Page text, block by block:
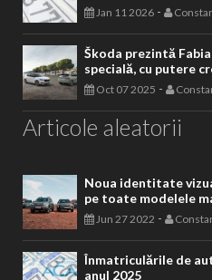
Jan 11 2026 -
Škoda prezintă
specială, cu putere
Oct 07 2025 -
Articole aleatorii
Noua identitate
pe toate modelele
Jun 27 2022 -
Înmatriculările de
anul 2025